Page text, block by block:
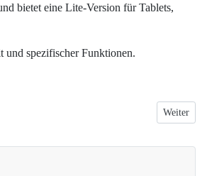
bietet eine Lite-Version für Tablets,
und spezifischer Funktionen.
Nächster
Weiter